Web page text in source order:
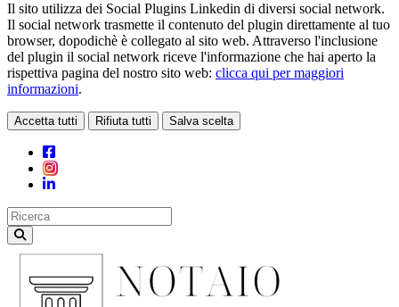
Il sito utilizza dei Social Plugins Linkedin di diversi social network.
Il social network trasmette il contenuto del plugin direttamente al tuo
browser, dopodichè è collegato al sito web. Attraverso l'inclusione
del plugin il social network riceve l'informazione che hai aperto la
rispettiva pagina del nostro sito web: clicca qui per maggiori
informazioni.
Accetta tutti Rifiuta tutti Salva scelta